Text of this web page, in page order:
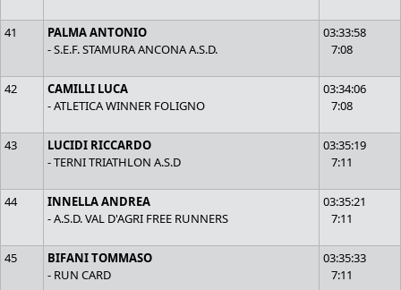
41
PALMA ANTONIO
- S.E.F. STAMURA ANCONA A.S.D.
03:33:58
7:08
42
CAMILLI LUCA
- ATLETICA WINNER FOLIGNO
03:34:06
7:08
43
LUCIDI RICCARDO
- TERNI TRIATHLON A.S.D
03:35:19
7:11
44
INNELLA ANDREA
- A.S.D. VAL D'AGRI FREE RUNNERS
03:35:21
7:11
45
BIFANI TOMMASO
- RUN CARD
03:35:33
7:11